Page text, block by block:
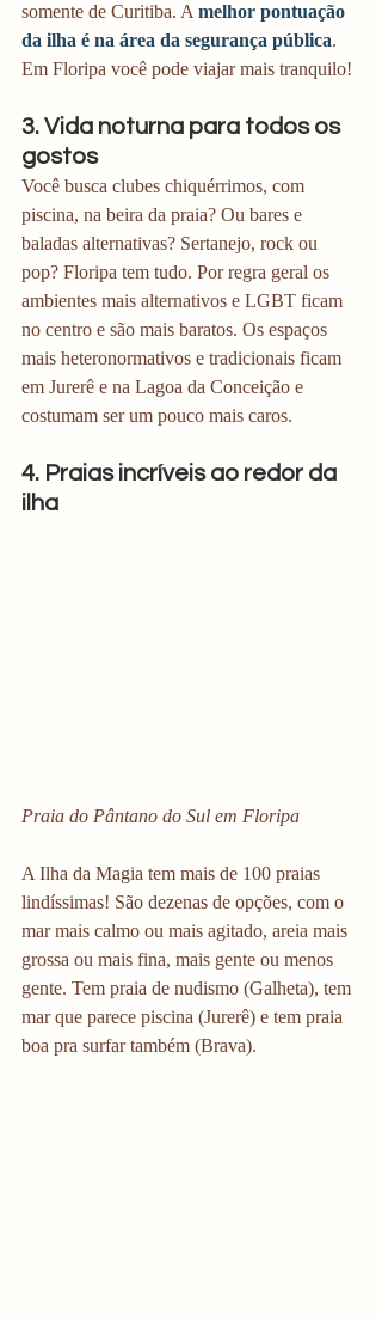
somente de Curitiba. A melhor pontuação
da ilha é na área da segurança pública.
Em Floripa você pode viajar mais tranquilo!
3. Vida noturna para todos os
gostos
Você busca clubes chiquérrimos, com
piscina, na beira da praia? Ou bares e
baladas alternativas? Sertanejo, rock ou
pop? Floripa tem tudo. Por regra geral os
ambientes mais alternativos e LGBT ficam
no centro e são mais baratos. Os espaços
mais heteronormativos e tradicionais ficam
em Jurerê e na Lagoa da Conceição e
costumam ser um pouco mais caros.
4. Praias incríveis ao redor da
ilha
Praia do Pântano do Sul em Floripa
A Ilha da Magia tem mais de 100 praias
lindíssimas! São dezenas de opções, com o
mar mais calmo ou mais agitado, areia mais
grossa ou mais fina, mais gente ou menos
gente. Tem praia de nudismo (Galheta), tem
mar que parece piscina (Jurerê) e tem praia
boa pra surfar também (Brava).